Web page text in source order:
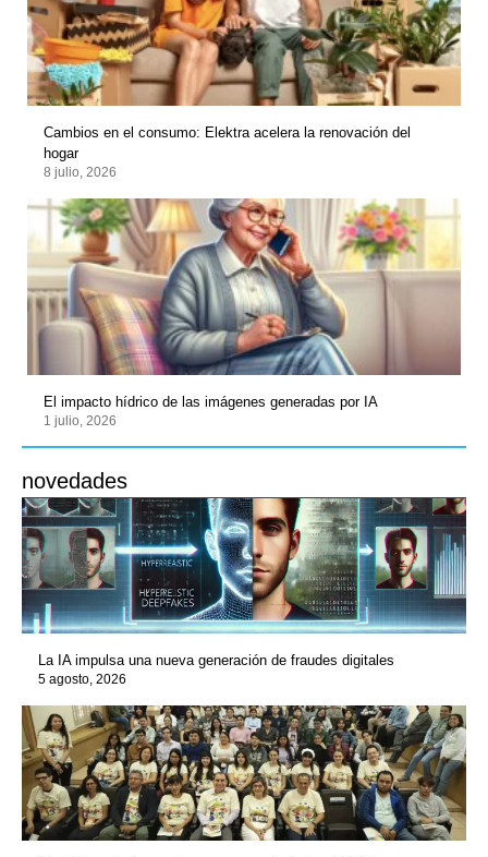
Cambios en el consumo: Elektra acelera la renovación del
hogar
8 julio, 2026
El impacto hídrico de las imágenes generadas por IA
1 julio, 2026
novedades
La IA impulsa una nueva generación de fraudes digitales
5 agosto, 2026